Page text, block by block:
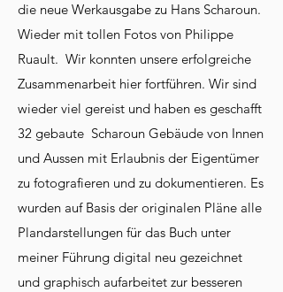
die neue Werkausgabe zu Hans Scharoun.
Wieder mit tollen Fotos von Philippe
Ruault. Wir konnten unsere erfolgreiche
Zusammenarbeit hier fortführen. Wir sind
wieder viel gereist und haben es geschafft
32 gebaute Scharoun Gebäude von Innen
und Aussen mit Erlaubnis der Eigentümer
zu fotografieren und zu dokumentieren. Es
wurden auf Basis der originalen Pläne alle
Plandarstellungen für das Buch unter
meiner Führung digital neu gezeichnet
und graphisch aufarbeitet zur besseren